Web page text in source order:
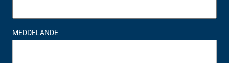
MEDDELANDE